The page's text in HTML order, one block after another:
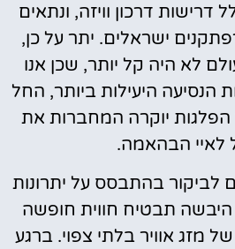
דרישות דרכון וויזה, ונתאים
ישראלים. יתר על כן,
לא היה קל יותר, שכן אנו
הנסיעה היעילות ביותר, החל
הפלגות יוקרה המחברות את
לאיי הבהאמה.
לביקור בהתבסס על יתרונות
תבטיח חווית חופשה
מזג אוויר בלתי צפוי. ברגע